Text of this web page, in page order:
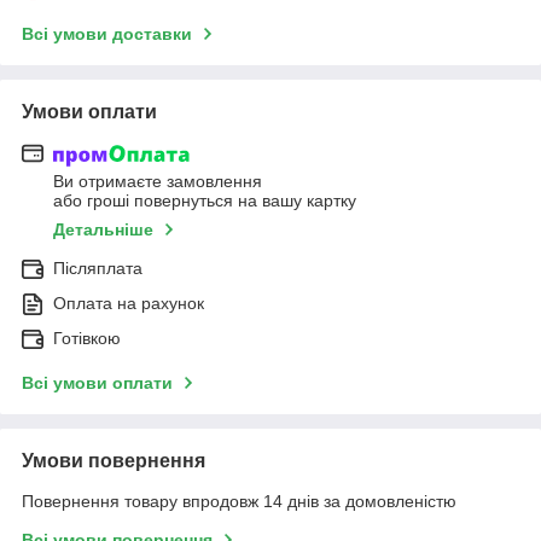
Всі умови доставки
Умови оплати
Ви отримаєте замовлення
або гроші повернуться на вашу картку
Детальніше
Післяплата
Оплата на рахунок
Готівкою
Всі умови оплати
Умови повернення
Повернення товару впродовж 14 днів за домовленістю